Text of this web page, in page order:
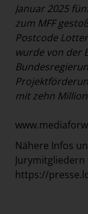
Januar 2025
zum MFF
Postcode
wurde von der
mit zehn
Nähere Infos
Jurymitgliedern
https://